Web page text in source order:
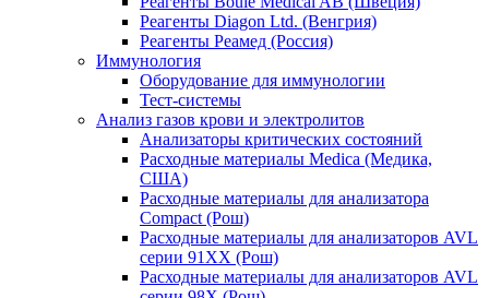
Реагенты Diagon Ltd. (Венгрия)
Реагенты Реамед (Россия)
Иммунология
Оборудование для иммунологии
Тест-системы
Анализ газов крови и электролитов
Анализаторы критических состояний
Расходные материалы Medica (Медика,
США)
Расходные материалы для анализатора
Compact (Рош)
Расходные материалы для анализаторов AVL
серии 91ХХ (Рош)
Расходные материалы для анализаторов AVL